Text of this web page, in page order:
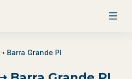
Barra Grande PI